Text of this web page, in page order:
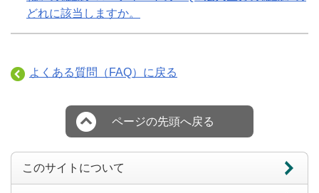
どれに該当しますか。
よくある質問（FAQ）に戻る
ページの先頭へ戻る
このサイトについて